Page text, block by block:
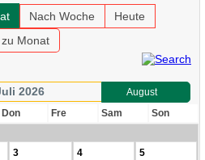
Nach Woche
Heute
Monat
2026
August
Don Fre Sam Son
3 4 5